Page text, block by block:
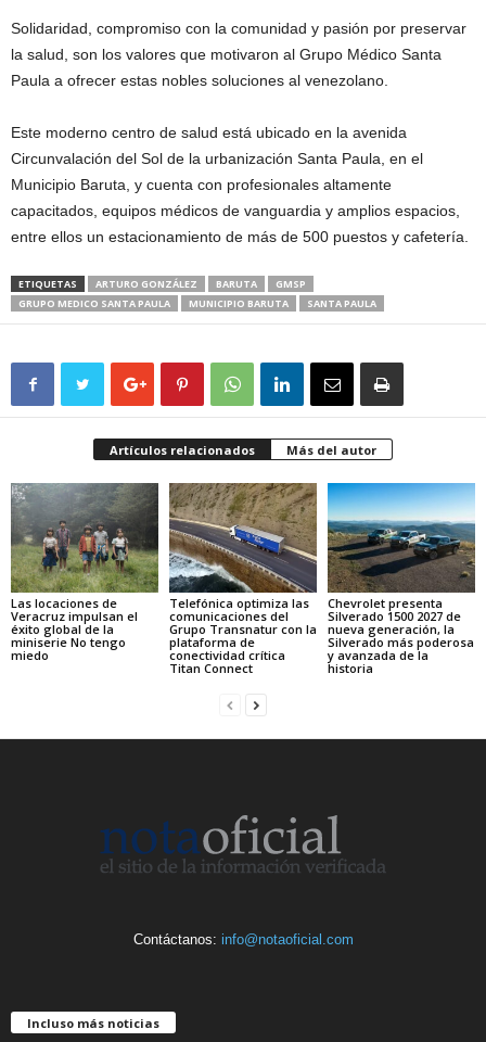
Solidaridad, compromiso con la comunidad y pasión por preservar
la salud, son los valores que motivaron al Grupo Médico Santa
Paula a ofrecer estas nobles soluciones al venezolano.
Este moderno centro de salud está ubicado en la avenida
Circunvalación del Sol de la urbanización Santa Paula, en el
Municipio Baruta, y cuenta con profesionales altamente
capacitados, equipos médicos de vanguardia y amplios espacios,
entre ellos un estacionamiento de más de 500 puestos y cafetería.
ETIQUETAS ARTURO GONZÁLEZ BARUTA
GMSP
GRUPO MEDICO SANTA PAULA
MUNICIPIO BARUTA SANTA PAULA
Artículos relacionados Más del autor
Las locaciones de
Veracruz impulsan el
éxito global de la
miniserie No tengo
miedo
Telefónica optimiza las
comunicaciones del
Grupo Transnatur con la
plataforma de
conectividad crítica
Titan Connect
Chevrolet presenta
Silverado 1500 2027 de
nueva generación, la
Silverado más poderosa
y avanzada de la
historia
Contáctanos: info@notaoficial.com
Incluso más noticias